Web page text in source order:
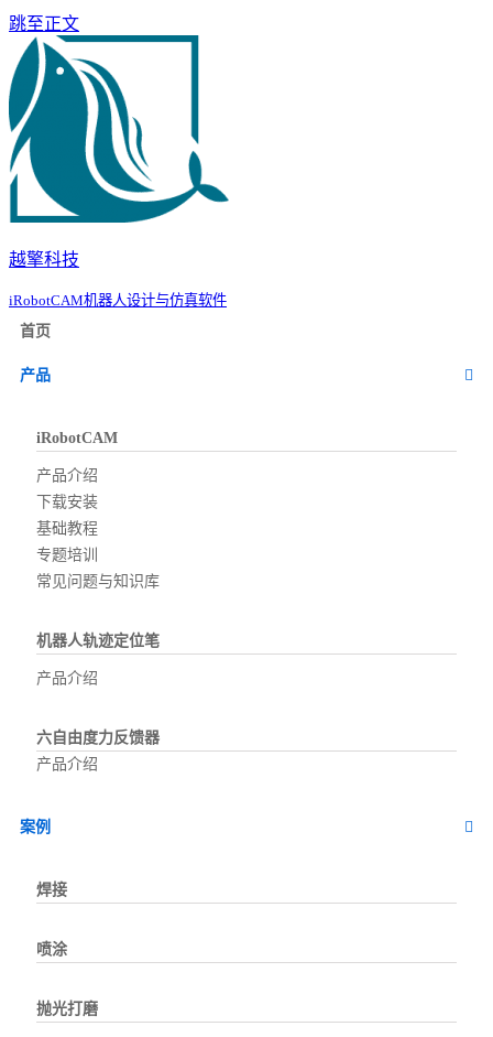
跳至正文
越擎科技
iRobotCAM机器人设计与仿真软件
首页
产品
iRobotCAM
产品介绍
下载安装
基础教程
专题培训
常见问题与知识库
机器人轨迹定位笔
产品介绍
六自由度力反馈器
产品介绍
案例
焊接
喷涂
抛光打磨